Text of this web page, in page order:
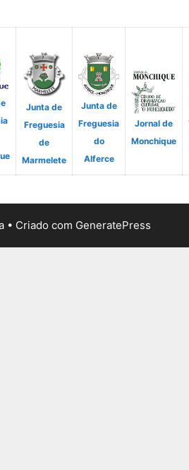
Junta de
Freguesia
de
Marmelete
Junta de
Freguesia
do
Alferce
Jornal de
Monchique
• Criado com GeneratePress